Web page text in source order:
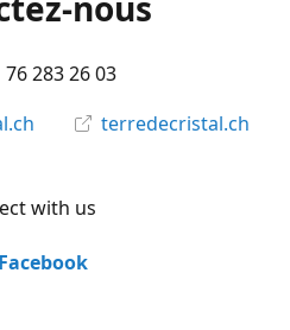
76 283 26 03
terredecristal.ch
with us
Facebook